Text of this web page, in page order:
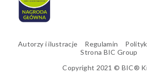
Copyright 2021 © BIC®
Autorzy i ilustracje Regulamin
Strona BIC Group